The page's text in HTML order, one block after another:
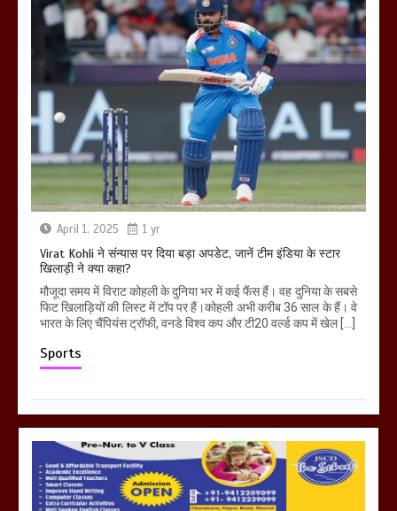
April 1, 2025 1 yr
Virat Kohli ने संन्यास पर दिया बड़ा अपडेट, जानें टीम इंडिया के स्टार
खिलाड़ी ने क्या कहा?
मौजूदा समय में विराट कोहली के दुनिया भर में कई फैंस हैं। वह दुनिया के सबसे
फिट खिलाड़ियों की लिस्ट में टॉप पर हैं।कोहली अभी करीब 36 साल के हैं। वे
भारत के लिए चैंपियंस ट्रॉफी, वनडे विश्व कप और टी20 वर्ल्ड कप में खेल […]
Sports